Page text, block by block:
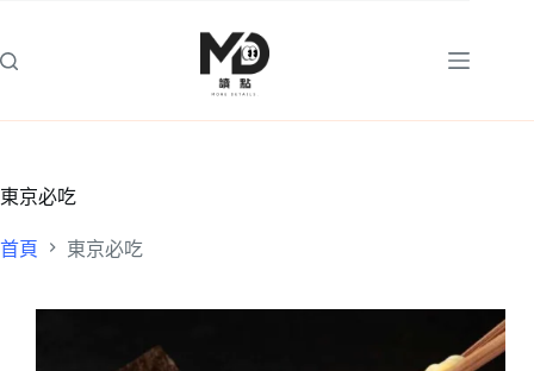
主
東京必吃
首頁 東京必吃